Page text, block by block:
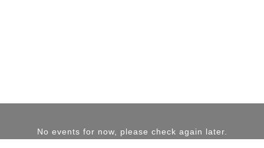
No events for now, please check again later.